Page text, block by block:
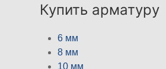
Купить арматуру
6 мм
8 мм
10 мм